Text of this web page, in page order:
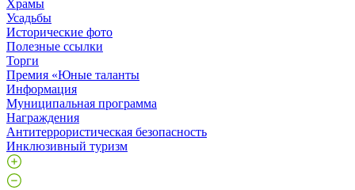
Храмы
Усадьбы
Исторические фото
Полезные ссылки
Торги
Премия «Юные таланты
Информация
Муниципальная программа
Награждения
Антитеррористическая безопасность
Инклюзивный туризм